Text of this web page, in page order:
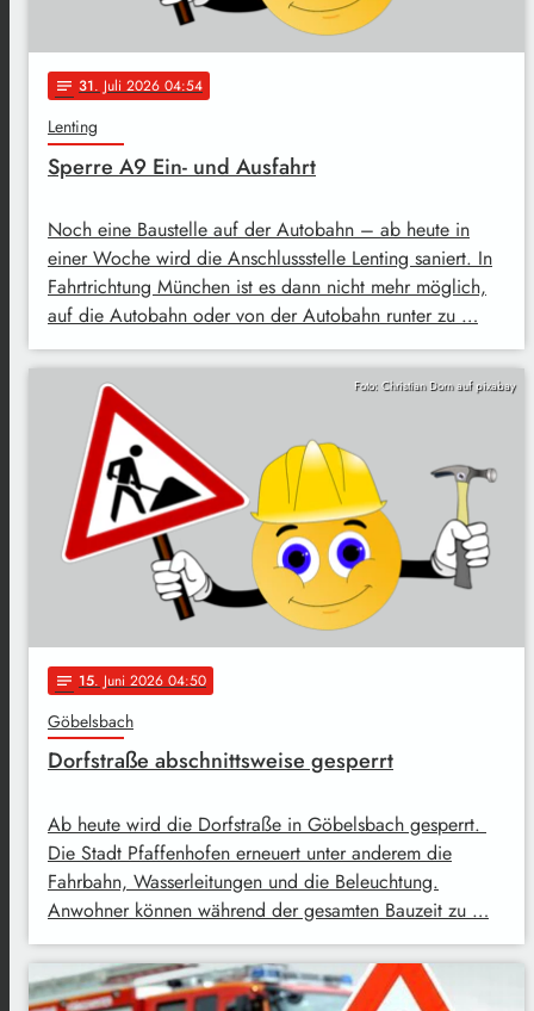
notes 31. Juli 2026 04:54
Lenting
Sperre A9 Ein- und Ausfahrt
Noch eine Baustelle auf der Autobahn – ab heute in
einer Woche wird die Anschlussstelle Lenting saniert. In
Fahrtrichtung München ist es dann nicht mehr möglich,
auf die Autobahn oder von der Autobahn runter zu …
Foto: Christian Dorn auf pixabay
notes 15. Juni 2026 04:50
Göbelsbach
Dorfstraße abschnittsweise gesperrt
Ab heute wird die Dorfstraße in Göbelsbach gesperrt.
Die Stadt Pfaffenhofen erneuert unter anderem die
Fahrbahn, Wasserleitungen und die Beleuchtung.
Anwohner können während der gesamten Bauzeit zu …